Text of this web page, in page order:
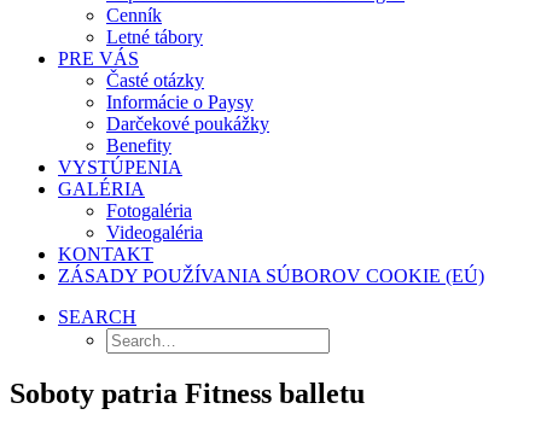
Cenník
Letné tábory
PRE VÁS
Časté otázky
Informácie o Paysy
Darčekové poukážky
Benefity
VYSTÚPENIA
GALÉRIA
Fotogaléria
Videogaléria
KONTAKT
ZÁSADY POUŽÍVANIA SÚBOROV COOKIE (EÚ)
SEARCH
Soboty patria Fitness balletu